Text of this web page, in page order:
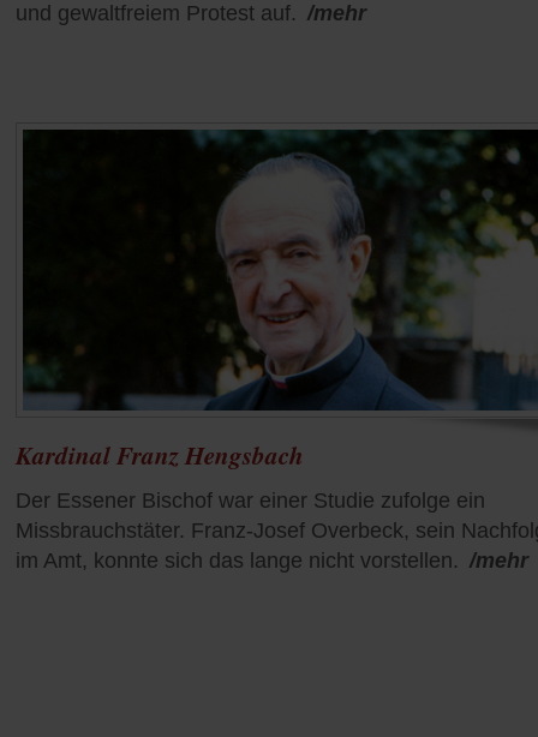
und gewaltfreiem Protest auf. /mehr
Kardinal Franz Hengsbach
Der Essener Bischof war einer Studie zufolge ein
Missbrauchstäter. Franz-Josef Overbeck, sein
im Amt, konnte sich das lange nicht vorstellen. /mehr